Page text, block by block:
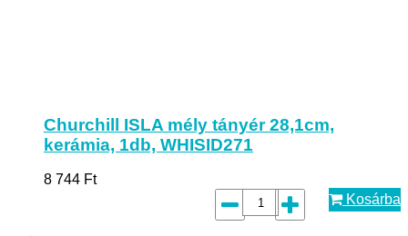
Churchill ISLA mély tányér 28,1cm,
kerámia, 1db, WHISID271
8 744 Ft
Kosárba